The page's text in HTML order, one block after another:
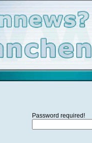
Password required!